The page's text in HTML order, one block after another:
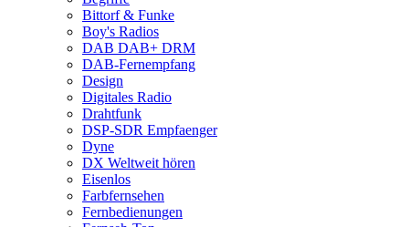
Bittorf & Funke
Boy's Radios
DAB DAB+ DRM
DAB-Fernempfang
Design
Digitales Radio
Drahtfunk
DSP-SDR Empfaenger
Dyne
DX Weltweit hören
Eisenlos
Farbfernsehen
Fernbedienungen